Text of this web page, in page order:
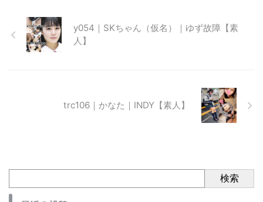
y054｜SKちゃん（仮名）｜ゆず故障【素
人】
trc106｜かなた｜INDY【素人】
検索